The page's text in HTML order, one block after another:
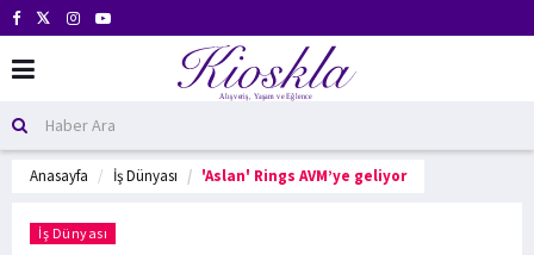
Anasayfa İş Dünyası 'Aslan' Rings AVM’ye geliyor
İş Dünyası